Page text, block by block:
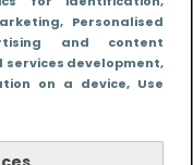
, Personalised
and content
development,
on a device, Use